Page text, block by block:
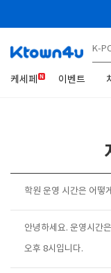
케세페 이벤트
학원 운영 시간은 어떻
안녕하세요. 운영시간
오후 8시입니다.